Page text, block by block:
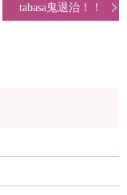
tabasa鬼退治！！